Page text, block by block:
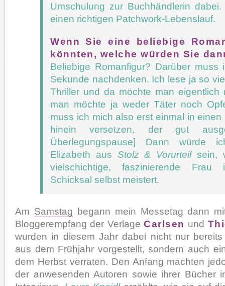
Umschulung zur Buchhändlerin
einen richtigen Patchwork-Lebenslauf.
Wenn Sie eine beliebige
könnten, welche würden Sie
Beliebige Romanfigur? Darüber muss
Sekunde nachdenken. Ich lese ja so
Thriller und da möchte man eigentlich
man möchte ja weder Täter noch
muss ich mich also erst einmal in einen
hinein versetzen, der gut
Überlegungspause] Dann würde
Elizabeth aus Stolz & Vorurteilsein,
vielschichtige, faszinierende
Schicksal selbst meistert.
Am Samstag begann mein Messetag dann
Bloggerempfang der VerlageCarlsen und
wurden in diesem Jahr dabei nicht nur
aus dem Frühjahr vorgestellt, sondern auch
dem Herbst verraten. Den Anfang machten
der anwesenden Autoren sowie ihrer Bücher